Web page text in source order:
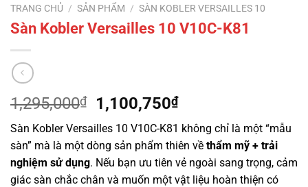
TRANG CHỦ / SẢN PHẨM / SÀN KOBLER VERSAILLES 10
Sàn Kobler Versailles 10 V10C-K81
1,295,000₫
Giá
gốc
là:
1,295,000₫.
1,100,750₫Giá
hiện
tại
là:
1,100,750₫.
Sàn Kobler Versailles 10 V10C-K81 không chỉ là một “mẫu
sàn” mà là một dòng sản phẩm thiên về thẩm mỹ + trải
nghiệm sử dụng. Nếu bạn ưu tiên vẻ ngoài sang trọng, cảm
giác sàn chắc chân và muốn một vật liệu hoàn thiện có